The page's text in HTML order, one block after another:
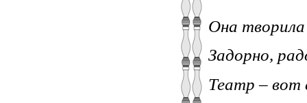
Она творила
Задорно,
Театр – вот